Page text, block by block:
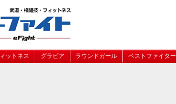
ットネス グラビア ラウンドガール ベストファイター